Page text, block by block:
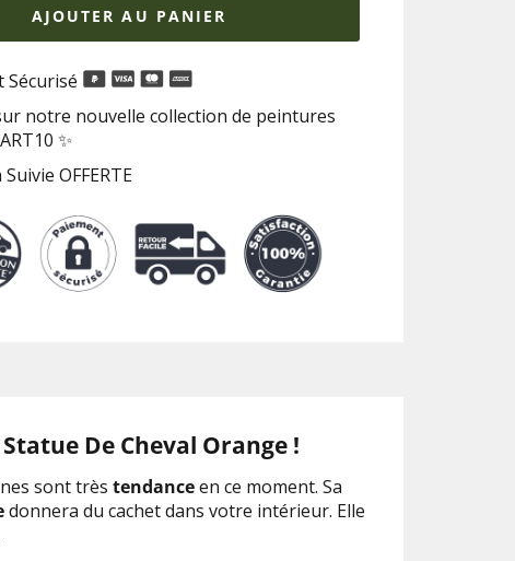
AJOUTER AU PANIER
Sécurisé
notre nouvelle collection de peintures
✨
OFFERTE
De Cheval Orange !
sont très tendanceen ce moment. Sa
donnera du cachet dans votre intérieur. Elle